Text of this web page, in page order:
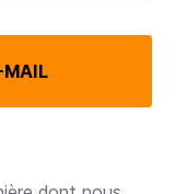
MAIL